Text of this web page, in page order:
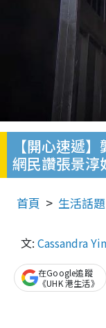
【開心速遞
網民讚張景淳
首頁 生活話題
文: Cassandra
在Google追蹤
《UHK 港生活》